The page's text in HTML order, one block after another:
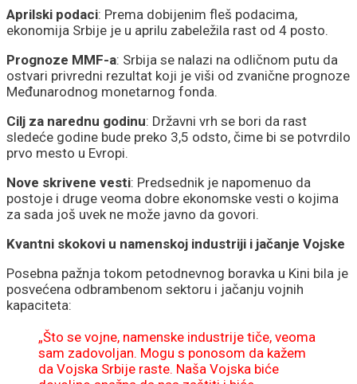
Aprilski podaci: Prema dobijenim fleš podacima,
ekonomija Srbije je u aprilu zabeležila rast od 4 posto.
Prognoze MMF-a: Srbija se nalazi na odličnom putu da
ostvari privredni rezultat koji je viši od zvanične prognoze
Međunarodnog monetarnog fonda.
Cilj za narednu godinu: Državni vrh se bori da rast
sledeće godine bude preko 3,5 odsto, čime bi se potvrdilo
prvo mesto u Evropi.
Nove skrivene vesti: Predsednik je napomenuo da
postoje i druge veoma dobre ekonomske vesti o kojima
za sada još uvek ne može javno da govori.
Kvantni skokovi u namenskoj industriji i jačanje Vojske
Posebna pažnja tokom petodnevnog boravka u Kini bila je
posvećena odbrambenom sektoru i jačanju vojnih
kapaciteta:
„Što se vojne, namenske industrije tiče, veoma
sam zadovoljan. Mogu s ponosom da kažem
da Vojska Srbije raste. Naša Vojska biće